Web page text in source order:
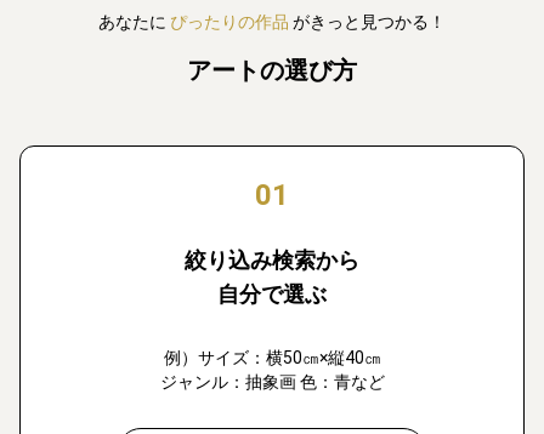
あなたに ぴったりの作品 がきっと見つかる！
アートの選び方
01
絞り込み検索から
自分で選ぶ
例）サイズ：横50㎝×縦40㎝
ジャンル：抽象画 色：青など